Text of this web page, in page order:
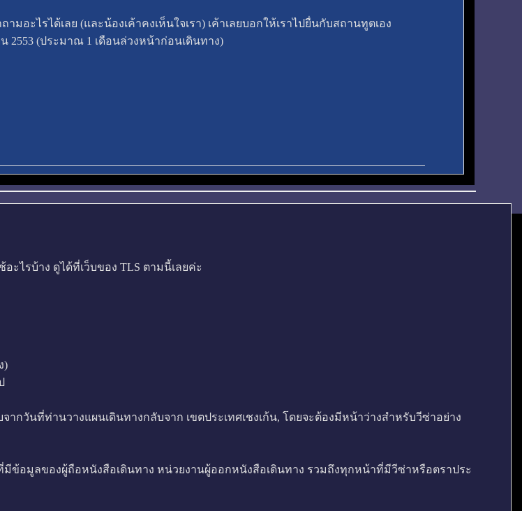
อะไรได้เลย (และน้องเค้าคงเห็นใจเรา) เค้าเลยบอกให้เราไปยื่นกับสถานทูตเอง
2553 (ประมาณ 1 เดือนล่วงหน้าก่อนเดินทาง)
อะไรบ้าง ดูได้ที่เว็บของ TLS ตามนี้เลยค่ะ
)
วันที่ท่านวางแผนเดินทางกลับจาก เขตประเทศเชงเก้น, โดยจะต้องมีหน้าว่างสำหรับวีซ่าอย่าง
อมูลของผู้ถือหนังสือเดินทาง หน่วยงานผู้ออกหนังสือเดินทาง รวมถึงทุกหน้าที่มีวีซ่าหรือตราประ